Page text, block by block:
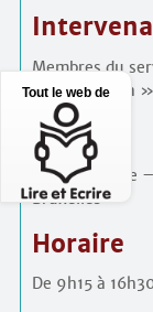
Membres du
et orientation »
Lieu
Crystal
Bruxelles
Horaire
De 9h15 à
Tout le web de